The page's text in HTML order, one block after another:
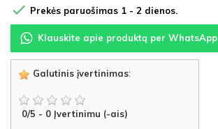
 Prekės paruošimas 1 - 2 dienos.
Klauskite apie produktą per WhatsApp
Galutinis įvertinimas:
0/5 - 0 Įvertinimu (-ais)